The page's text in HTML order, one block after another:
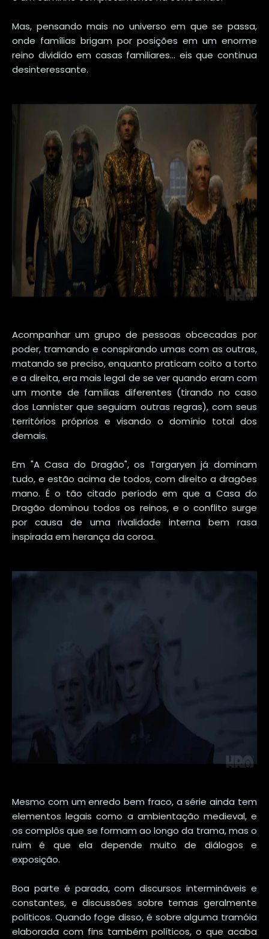
Mas, pensando mais no universo em que se passa,
onde famílias brigam por posições em um enorme
reino dividido em casas familiares... eis que continua
desinteressante.
Acompanhar um grupo de pessoas obcecadas por
poder, tramando e conspirando umas com as outras,
matando se preciso, enquanto praticam coito a torto
e a direita, era mais legal de se ver quando eram com
um monte de famílias diferentes (tirando no caso
dos Lannister que seguiam outras regras), com seus
territórios próprios e visando o domínio total dos
demais.
Em "A Casa do Dragão", os Targaryen já dominam
tudo, e estão acima de todos, com direito a dragões
mano. É o tão citado período em que a Casa do
Dragão dominou todos os reinos, e o conflito surge
por causa de uma rivalidade interna bem rasa
inspirada em herança da coroa.
Mesmo com um enredo bem fraco, a série ainda tem
elementos legais como a ambientação medieval, e
os complôs que se formam ao longo da trama, mas o
ruim é que ela depende muito de diálogos e
exposição.
Boa parte é parada, com discursos intermináveis e
constantes, e discussões sobre temas geralmente
políticos. Quando foge disso, é sobre alguma tramóia
elaborada com fins também políticos, o que acaba